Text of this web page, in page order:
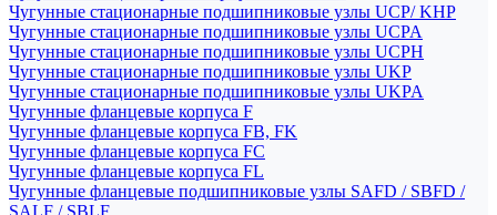
Чугунные стационарные подшипниковые узлы UCP/ KHP
Чугунные стационарные подшипниковые узлы UCPA
Чугунные стационарные подшипниковые узлы UCPH
Чугунные стационарные подшипниковые узлы UKP
Чугунные стационарные подшипниковые узлы UKPA
Чугунные фланцевые корпуса F
Чугунные фланцевые корпуса FB, FK
Чугунные фланцевые корпуса FC
Чугунные фланцевые корпуса FL
Чугунные фланцевые подшипниковые узлы SAFD / SBFD /
SALF / SBLF